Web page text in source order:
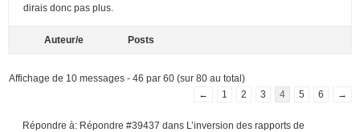
dirais donc pas plus.
Auteur/e Posts
Affichage de 10 messages - 46 par 60 (sur 80 au total)
←
1 2 3 4 5 6 →
Répondre à: Répondre #39437 dans L’inversion des rapports de